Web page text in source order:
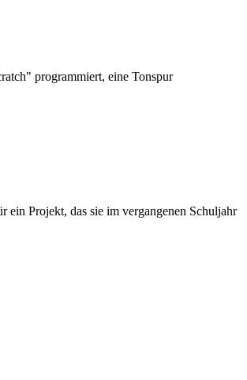
programmiert, eine Tonspur
ein Projekt, das sie im vergangenen Schuljahr